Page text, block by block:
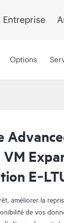
Entreprise
Options
améliorer la
de vos